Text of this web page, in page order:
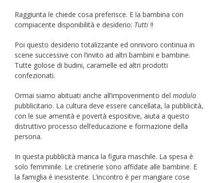
Raggiunta le chiede cosa preferisce. E la bambina con
compiacente disponibilità e desiderio: Tutti !!
Poi questo desiderio totalizzante ed onnivoro continua in
scene successive con l’invito ad altri bambini e bambine.
Tutte golose di budini, caramelle ed altri prodotti
confezionati.
Ormai siamo abituati anche all’impoverimento del modulo
pubblicitario. La cultura deve essere cancellata, la pubblicità,
con le sue amenità e povertà espositive, aiuta a questo
distruttivo processo dell’educazione e formazione della
persona.
In questa pubblicità manca la figura maschile. La spesa è
solo femminile. Le cretinerie sono affidate alle bambine. E
la famiglia è inesistente. L’incontro è per mangiare cose